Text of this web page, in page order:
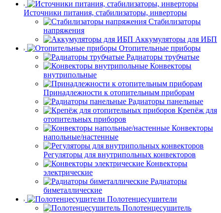
Источники питания, стабилизаторы, инверторы
Стабилизаторы
напряжения
Аккумуляторы для ИБП
Отопительные приборы
Радиаторы трубчатые
Конвекторы
внутрипольные
Принадлежности к отопительным приборам
Радиаторы панельные
Крепёж для
отопительных приборов
Конвекторы
напольные/настенные
Регуляторы для внутрипольных конвекторов
Конвекторы
электрические
Радиаторы
биметаллические
Полотенцесушители
Полотенцесушитель